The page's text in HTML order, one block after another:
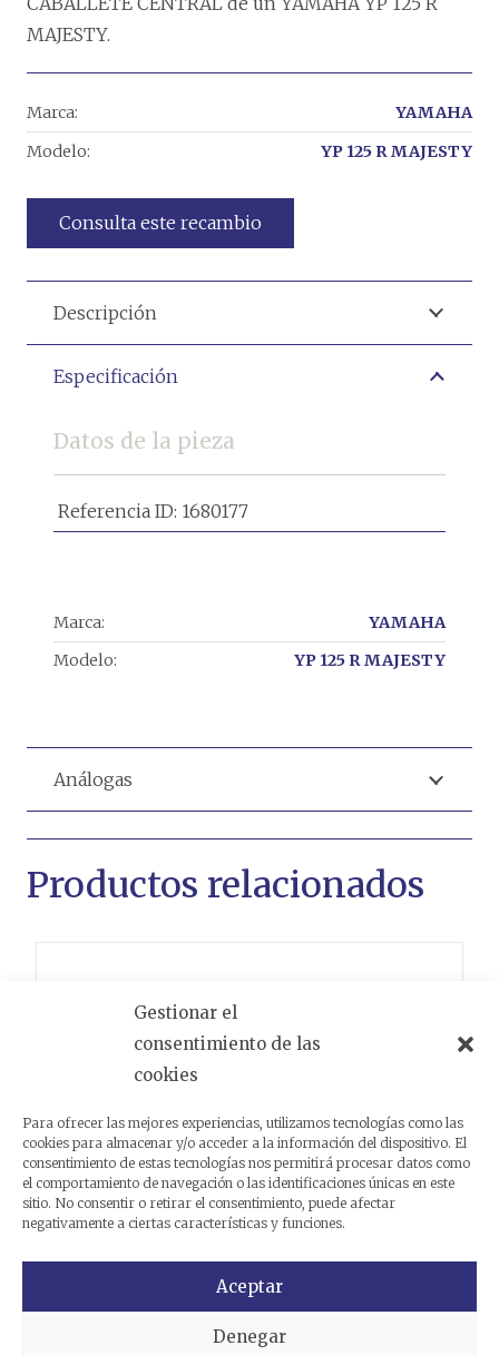
Gestionar el
consentimiento de las
cookies
Para ofrecer las mejores experiencias, utilizamos tecnologías como las
cookies para almacenar y/o acceder a la información del dispositivo. El
consentimiento de estas tecnologías nos permitirá procesar datos como
el comportamiento de navegación o las identificaciones únicas en este
sitio. No consentir o retirar el consentimiento, puede afectar
negativamente a ciertas características y funciones.
Aceptar
Denegar
MAJESTY.
Consulta este recambio
Marca:
YAMAHA
Modelo:
YP 125 R MAJESTY
Descripción
Especificación
Datos de la pieza
Referencia ID: 1680177
Marca:
YAMAHA
Modelo:
YP 125 R MAJESTY
Análogas
Productos relacionados